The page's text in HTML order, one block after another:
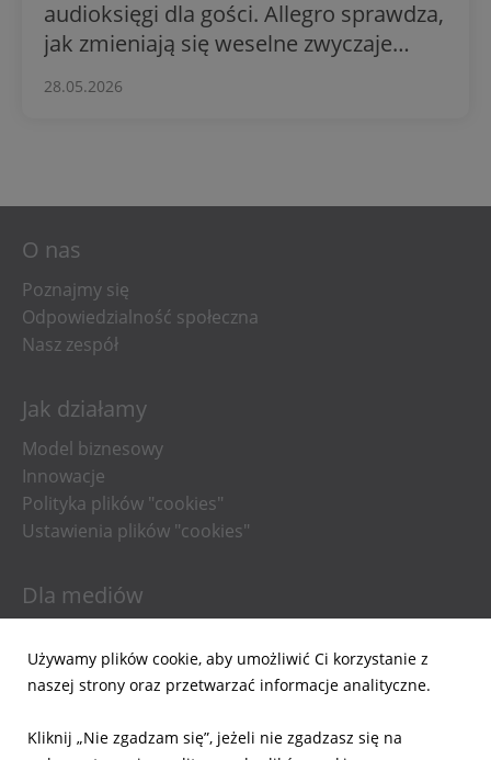
audioksięgi dla gości. Allegro sprawdza,
jak zmieniają się weselne zwyczaje
28.05.2026
O nas
Poznajmy się
Odpowiedzialność społeczna
Nasz zespół
Jak działamy
Model biznesowy
Innowacje
Polityka plików "cookies"
Ustawienia plików "cookies"
Dla mediów
Materiały do pobrania
Powiadomienia email
Dla inwestorów
Używamy plików cookie, aby umożliwić Ci korzystanie z
naszej strony oraz przetwarzać informacje analityczne.
Kliknij „Nie zgadzam się”, jeżeli nie zgadzasz się na